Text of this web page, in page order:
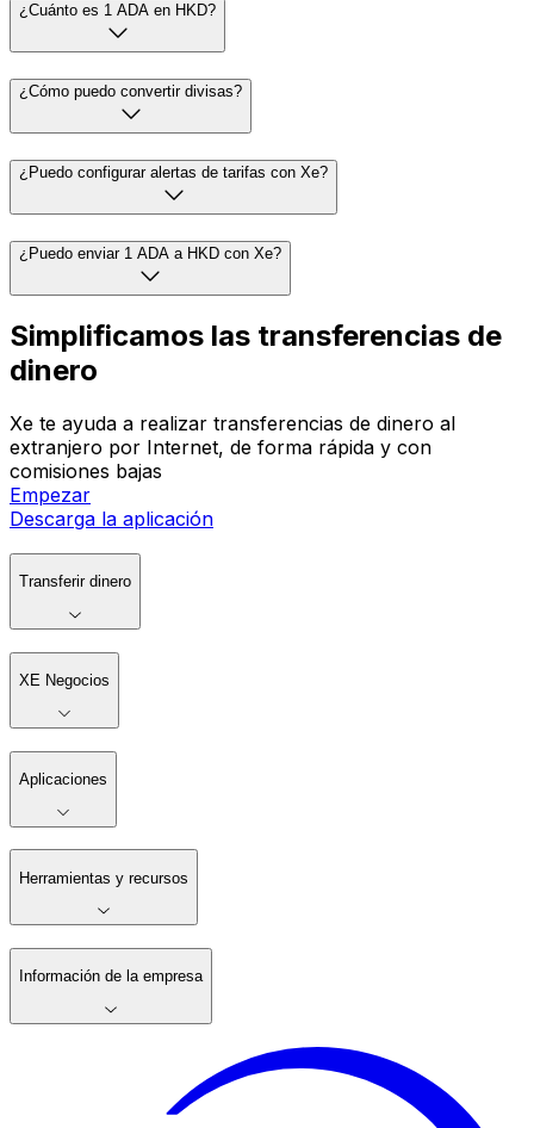
¿Cuánto es 1 ADA en HKD?
¿Cómo puedo convertir divisas?
¿Puedo configurar alertas de tarifas con Xe?
¿Puedo enviar 1 ADA a HKD con Xe?
Simplificamos las transferencias de
dinero
Xe te ayuda a realizar transferencias de dinero al
extranjero por Internet, de forma rápida y con
comisiones bajas
Empezar
Descarga la aplicación
Transferir dinero
XE Negocios
Aplicaciones
Herramientas y recursos
Información de la empresa